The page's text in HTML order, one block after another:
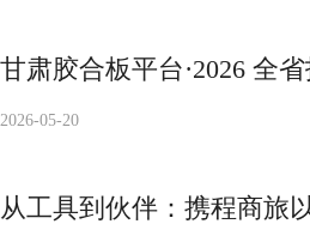
甘肃胶合板平台·2026 全
2026-05-20
从工具到伙伴：携程商旅